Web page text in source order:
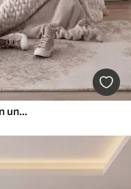
Piume delicate e vaporose avvolte in una foschia rosa-pesca dai riflessi luccicanti